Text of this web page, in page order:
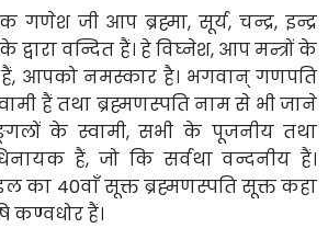
गणेश जी आप ब्रह्मा, सूर्य, चन्द्र, इन्द्र
वन्दित हैं। हे विघ्नेश, आप मन्त्रों के
हैं, आपको नमस्कार है। भगवान् गणपति
हैं तथा ब्रह्मणस्पति नाम से भी जाने
के स्वामी, सभी के पूजनीय तथा
हैं, जो कि सर्वथा वन्दनीय हैं।
का 40वाँ सूक्त ब्रह्मणस्पति सूक्त कहा
कण्वधोर हैं।